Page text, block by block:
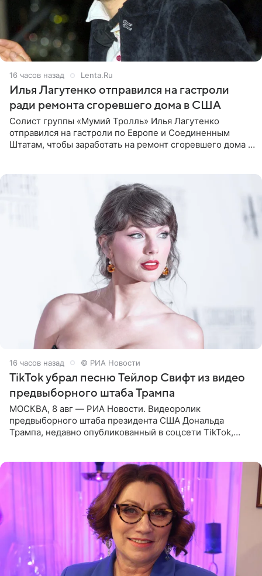
16 часов назад Lenta.Ru
Илья Лагутенко отправился на гастроли
ради ремонта сгоревшего дома в США
Солист группы «Мумий Тролль» Илья Лагутенко
отправился на гастроли по Европе и Соединенным
Штатам, чтобы заработать на ремонт сгоревшего дома в
16 часов назад © РИА Новости
TikTok убрал песню Тейлор Свифт из видео
предвыборного штаба Трампа
МОСКВА, 8 авг — РИА Новости. Видеоролик
предвыборного штаба президента США Дональда
Трампа, недавно опубликованный в соцсети TikTok,